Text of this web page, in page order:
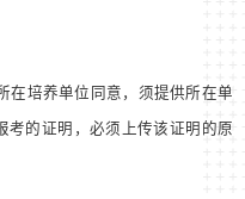
在培养单位同意，须提供所在单
考的证明，必须上传该证明的原